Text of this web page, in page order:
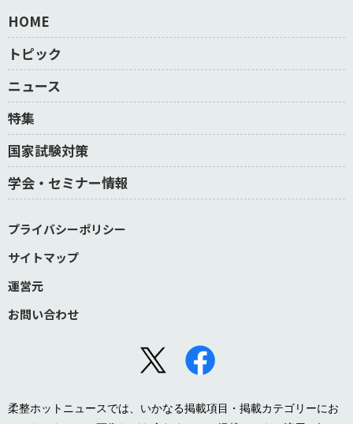
HOME
トピック
ニュース
特集
国家試験対策
学会・セミナー情報
プライバシーポリシー
サイトマップ
運営元
お問い合わせ
柔整ホットニュースでは、いかなる掲載項目・掲載カテゴリーにお